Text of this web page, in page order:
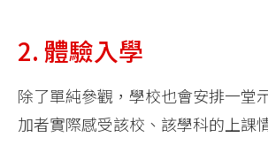
2. 體驗入學
除了單純參觀，學校也會安排一堂
加者實際感受該校、該學科的上課